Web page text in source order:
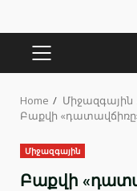
PRIMARY
Home
Միջազգային
Բաքվի
Միջազգային
Բաքվի